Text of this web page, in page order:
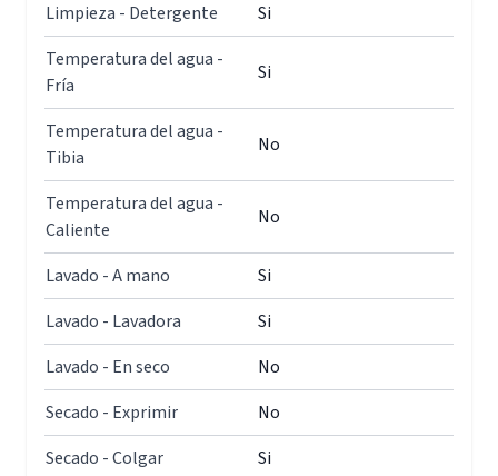
Limpieza - Detergente
Si
Temperatura del agua -
Fría
Si
Temperatura del agua -
Tibia
No
Temperatura del agua -
Caliente
No
Lavado - A mano
Si
Lavado - Lavadora
Si
Lavado - En seco
No
Secado - Exprimir
No
Secado - Colgar
Si